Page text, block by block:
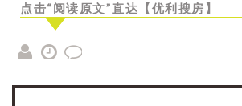
点击“阅读原文”直达【优利搜房】